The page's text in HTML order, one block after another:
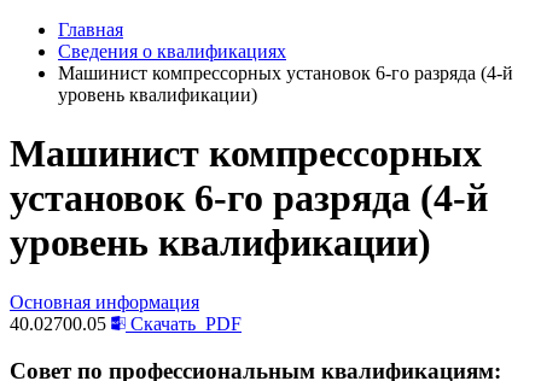
Главная
Сведения о квалификациях
Машинист компрессорных установок 6-го разряда (4-й
уровень квалификации)
Машинист компрессорных
установок 6-го разряда (4-й
уровень квалификации)
Основная информация
40.02700.05
Скачать PDF
Совет по профессиональным квалификациям: